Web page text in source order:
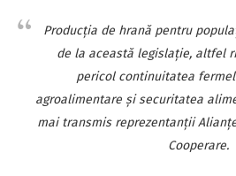
Producţia de hrană pentru
de la această legislaţie, altfel
pericol continuitatea
agroalimentare şi securitatea
mai transmis reprezentanţii
Cooperare.